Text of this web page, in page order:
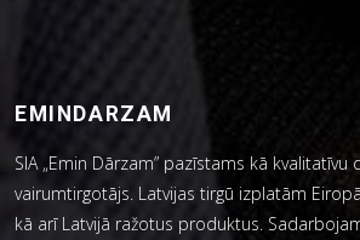
EMINDARZAM
SIA „Emin Dārzam” pazīstams kā kvalitatīvu
vairumtirgotājs. Latvijas tirgū izplatām
kā arī Latvijā ražotus produktus.